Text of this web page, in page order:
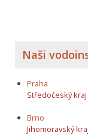
Naši
Praha
Středočeský kraj
Brno
Jihomoravský kraj